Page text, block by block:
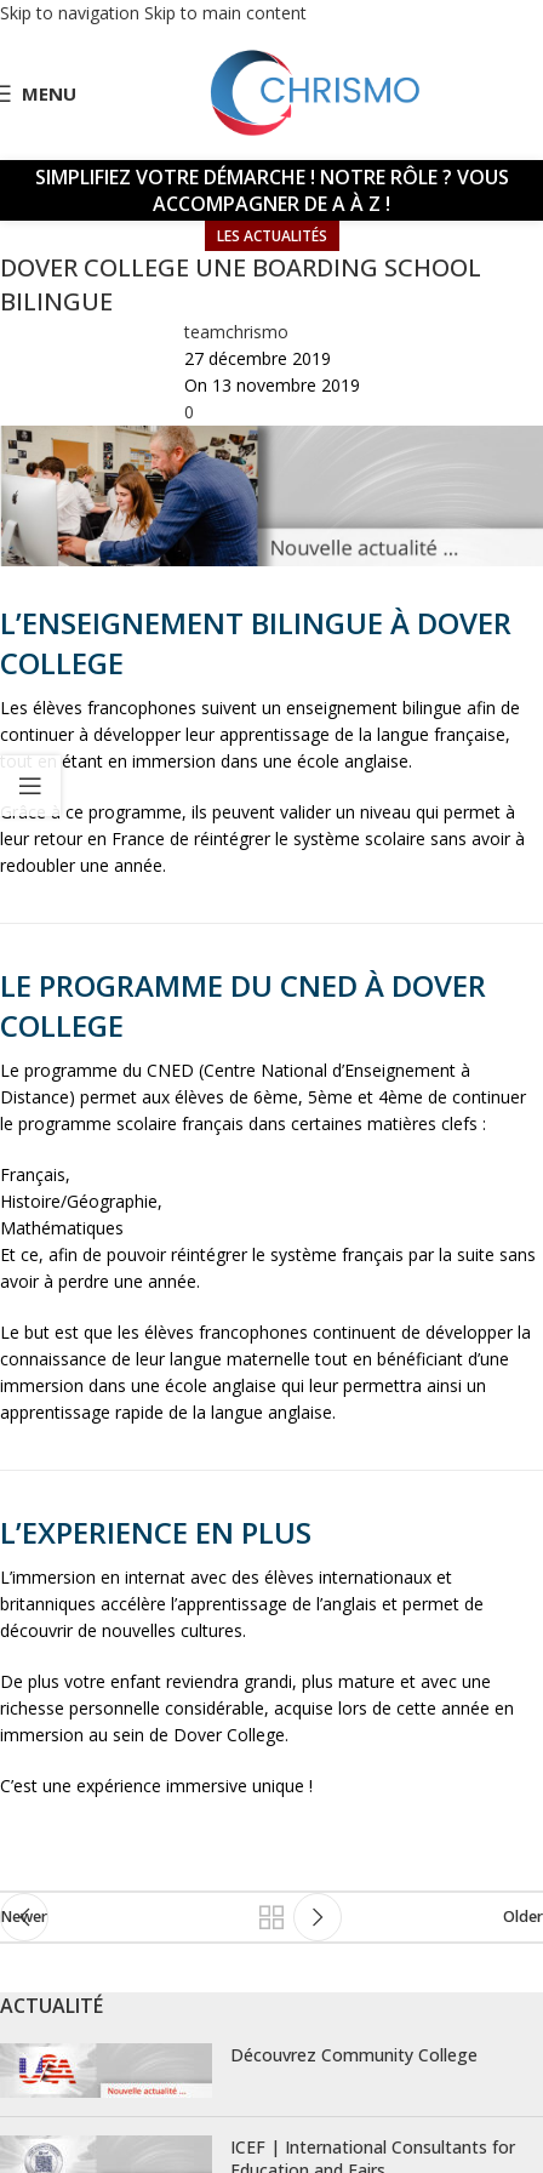
Skip to navigation Skip to main content
MENU
SIMPLIFIEZ VOTRE DÉMARCHE ! NOTRE RÔLE ? VOUS
ACCOMPAGNER DE A À Z !
LES ACTUALITÉS
DOVER COLLEGE UNE BOARDING SCHOOL
BILINGUE
teamchrismo
27 décembre 2019
On 13 novembre 2019
0
L’ENSEIGNEMENT BILINGUE À DOVER
COLLEGE
Les élèves francophones suivent un enseignement bilingue afin de
continuer à développer leur apprentissage de la langue française,
tout en étant en immersion dans une école anglaise.
Grâce à ce programme, ils peuvent valider un niveau qui permet à
leur retour en France de réintégrer le système scolaire sans avoir à
redoubler une année.
LE PROGRAMME DU CNED À DOVER
COLLEGE
Le programme du CNED (Centre National d’Enseignement à
Distance) permet aux élèves de 6ème, 5ème et 4ème de continuer
le programme scolaire français dans certaines matières clefs :
Français,
Histoire/Géographie,
Mathématiques
Et ce, afin de pouvoir réintégrer le système français par la suite sans
avoir à perdre une année.
Le but est que les élèves francophones continuent de développer la
connaissance de leur langue maternelle tout en bénéficiant d’une
immersion dans une école anglaise qui leur permettra ainsi un
apprentissage rapide de la langue anglaise.
L’EXPERIENCE EN PLUS
L’immersion en internat avec des élèves internationaux et
britanniques accélère l’apprentissage de l’anglais et permet de
découvrir de nouvelles cultures.
De plus votre enfant reviendra grandi, plus mature et avec une
richesse personnelle considérable, acquise lors de cette année en
immersion au sein de Dover College.
C’est une expérience immersive unique !
Newer Older
ACTUALITÉ
Découvrez Community College
ICEF | International Consultants for